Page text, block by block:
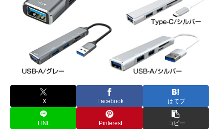
X Facebook はてブ
LINE Pinterest コピー